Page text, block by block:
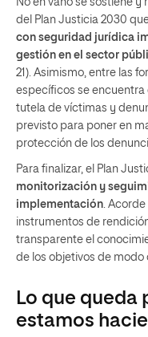
del Plan Justicia 2030
con seguridad jurídica
gestión en el sector
21). Asimismo, entre las
específicos se
tutela de víctimas y
previsto para poner en
protección de los
Para finalizar, el Plan
monitorización y
implementación .
instrumentos de
transparente el
de los objetivos de modo
Lo que queda
estamos